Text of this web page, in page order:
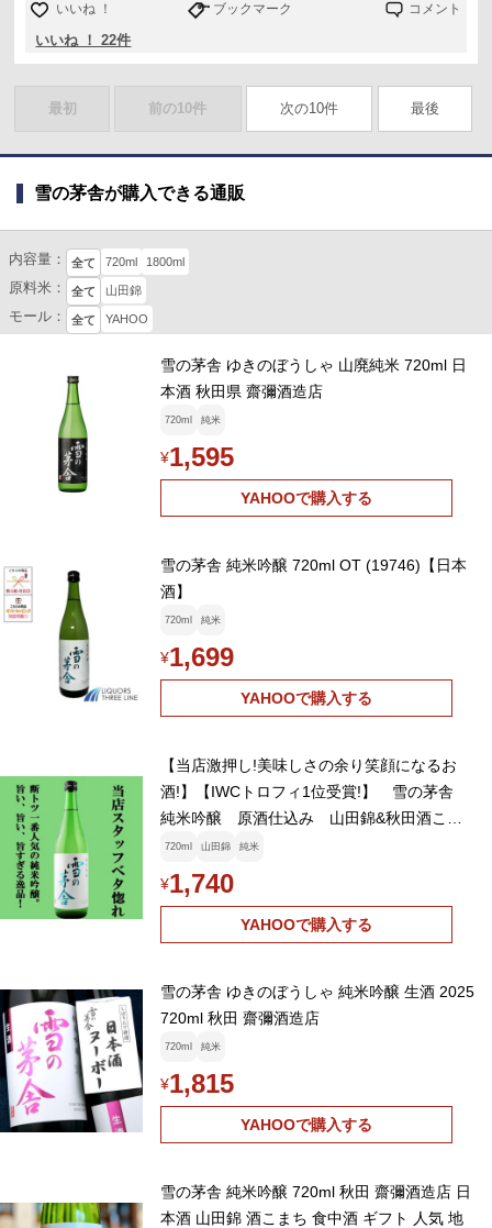
いいね ！ ブックマーク コメント
いいね ！ 22件
最初 前の10件 次の10件 最後
雪の茅舎が購入できる通販
内容量： 全て 720ml 1800ml
原料米： 全て 山田錦
モール： 全て YAHOO
雪の茅舎 ゆきのぼうしゃ 山廃純米 720ml 日
本酒 秋田県 齋彌酒造店
720ml 純米
¥1,595
YAHOOで購入する
雪の茅舎 純米吟醸 720ml OT (19746)【日本
酒】
720ml 純米
¥1,699
YAHOOで購入する
【当店激押し!美味しさの余り笑顔になるお
酒!】【IWCトロフィ1位受賞!】 雪の茅舎
純米吟醸 原酒仕込み 山田錦&秋田酒こま
ち 精米歩合55% 720ml
720ml 山田錦 純米
¥1,740
YAHOOで購入する
雪の茅舎 ゆきのぼうしゃ 純米吟醸 生酒 2025
720ml 秋田 齋彌酒造店
720ml 純米
¥1,815
YAHOOで購入する
雪の茅舎 純米吟醸 720ml 秋田 齋彌酒造店 日
本酒 山田錦 酒こまち 食中酒 ギフト 人気 地